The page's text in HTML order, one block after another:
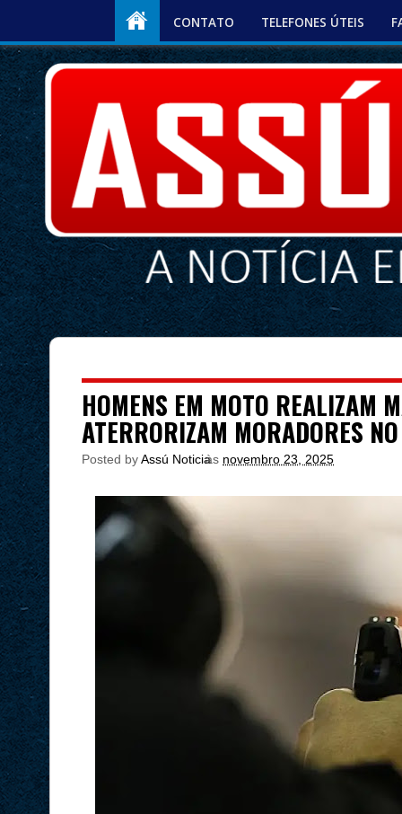
CONTATO TELEFONES ÚTEIS
HOMENS EM MOTO REALIZAM
ATERRORIZAM MORADORES
Posted byAssú Noticia
às novembro 23, 2025